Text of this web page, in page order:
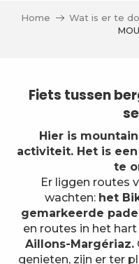
Home
Wat is er te
Fiets tussen
Hier is
activiteit. Het is
te
Er liggen routes
wachten: het
gemarkeerde
en routes in het
Aillons-Margériaz.
genieten, zijn er ter